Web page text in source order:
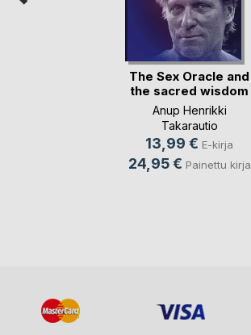
The Sex Oracle and
the sacred wisdom
Anup Henrikki
Takarautio
13,99 € E-kirja
24,95 € Painettu kirja